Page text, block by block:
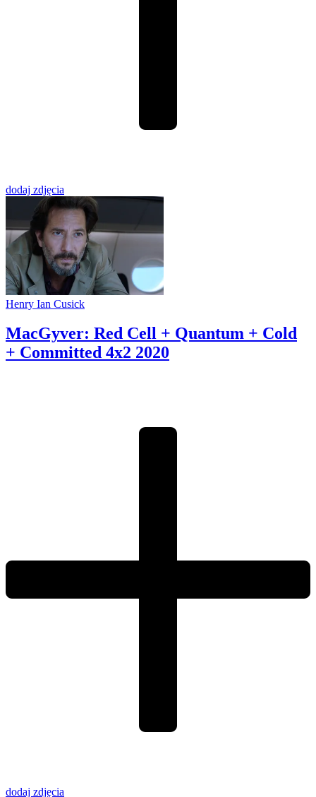
dodaj zdjęcia
Henry Ian Cusick
MacGyver: Red Cell + Quantum + Cold
+ Committed 4x2 2020
dodaj zdjęcia